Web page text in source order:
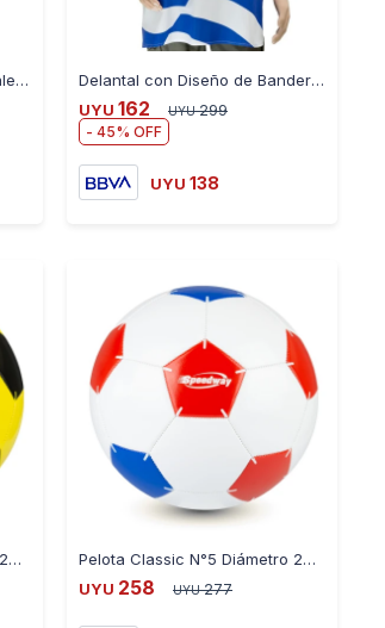
Bandera de Uruguay con Ojales Polyester 150X90CM Delantal con Diseño de Bandera de Uruguay
UYU 162 UYU 299
45
UYU 138
-
Pelota Classic N°5 Diámetro 22Cm - AMARILLO-NEGRO Pelota Classic N°5 Diámetro 22CM - BLANCO-ROJO-AZUL
UYU 258 UYU 277